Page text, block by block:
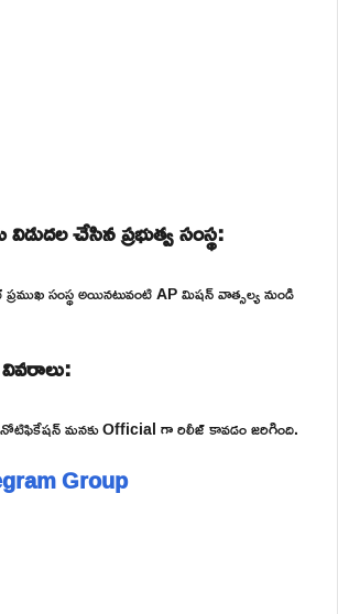
చేసిన ప్రభుత్వ సంస్థ:
సంస్థ అయినటువంటి AP మిషన్ వాత్సల్య నుండి
మనకు Official గా రిలీజ్ కావడం జరిగింది.
Group